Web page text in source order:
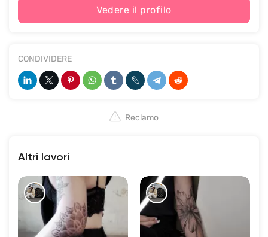
Vedere il profilo
CONDIVIDERE
Reclamo
Altri lavori